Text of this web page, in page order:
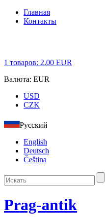
Главная
Контакты
1 товаров: 2.00 EUR
Валюта: EUR
USD
CZK
Русский
English
Deutsch
Čeština
Prag-antik